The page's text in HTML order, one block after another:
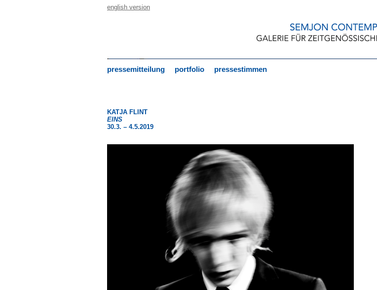
english version
pressemitteilung portfolio pressestimmen
KATJA FLINT
EINS
30.3. – 4.5.2019